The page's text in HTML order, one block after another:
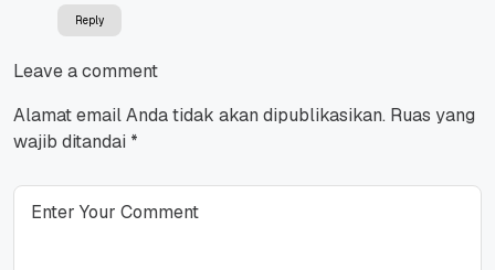
Reply
Leave a comment
Alamat email Anda tidak akan dipublikasikan. Ruas yang
wajib ditandai *